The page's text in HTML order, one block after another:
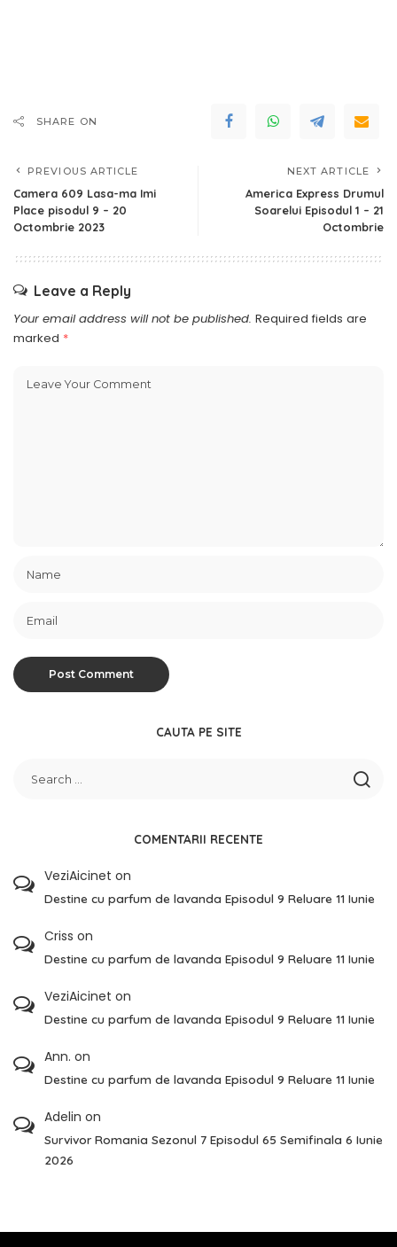
SHARE ON
PREVIOUS ARTICLE
Camera 609 Lasa-ma Imi
Place pisodul 9 – 20
Octombrie 2023
NEXT ARTICLE
America Express Drumul
Soarelui Episodul 1 – 21
Octombrie
Leave a Reply
Your email address will not be published. Required fields are
marked *
CAUTA PE SITE
COMENTARII RECENTE
VeziAicinet on
Destine cu parfum de lavanda Episodul 9 Reluare 11 Iunie
Criss on
Destine cu parfum de lavanda Episodul 9 Reluare 11 Iunie
VeziAicinet on
Destine cu parfum de lavanda Episodul 9 Reluare 11 Iunie
Ann. on
Destine cu parfum de lavanda Episodul 9 Reluare 11 Iunie
Adelin on
Survivor Romania Sezonul 7 Episodul 65 Semifinala 6 Iunie
2026